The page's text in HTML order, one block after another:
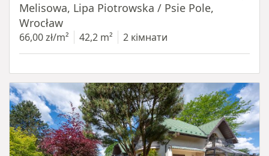
Melisowa, Lipa Piotrowska / Psie Pole,
Wrocław
66,00 zł/m² 42,2 m² 2 кімнати